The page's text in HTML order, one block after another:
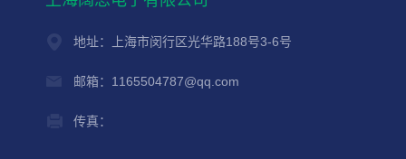
地址：上海市闵行区光华路188号3-6号
邮箱：1165504787@qq.com
传真：